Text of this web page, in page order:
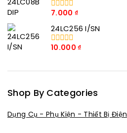
0
số
5
7.000 ₫
24LC256 I/SN
0
5
10.000₫
Shop By Categories
Dụng Cụ - Phụ Kiện - Thiết Bị Điện